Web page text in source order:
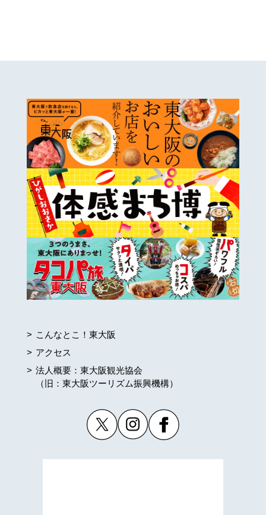
こんなとこ！東大阪
アクセス
法人概要：東大阪観光協会
（旧：東大阪ツーリズム振興機構）